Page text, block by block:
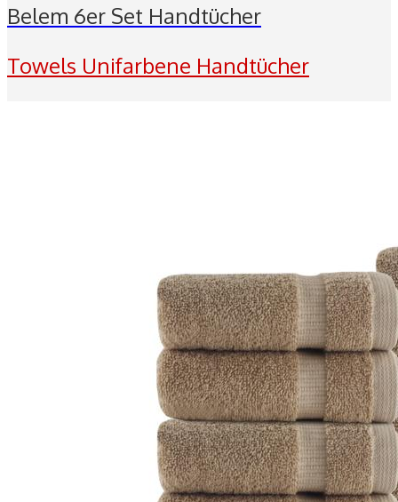
Belem 6er Set Handtücher
Towels Unifarbene Handtücher